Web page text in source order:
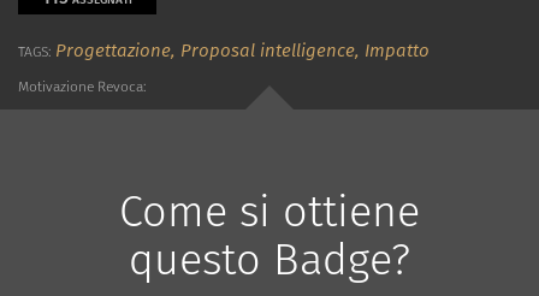
TAGS: Progettazione, Proposal intelligence, Impatto
Motivazione Revoca:
Come si ottiene
questo Badge?